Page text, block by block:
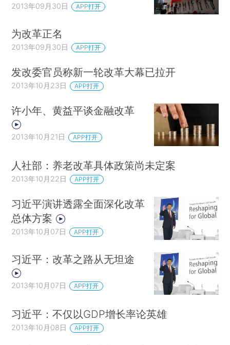
2013年09月30日 APP打开
为改革正名
2013年09月30日 APP打开
发改委官员称新一轮改革大幕已拉开
2013年10月23日 APP打开
许小年、黄益平谈金融改革
2013年10月21日 APP打开
人社部：养老改革具体政策尚未定案
2013年10月22日 APP打开
习近平演讲透露全面深化改革
总体方案
2013年10月07日 APP打开
习近平：改革之路从无坦途
2013年10月07日 APP打开
习近平：不仅以GDP增长率论英雄
2013年10月08日 APP打开